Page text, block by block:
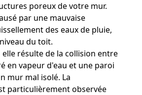
poreux de votre mur.
par une mauvaise
des eaux de pluie,
du toit.
elle résulte de la collision entre
en vapeur d'eau et une paroi
mur mal isolé. La
particulièrement observée